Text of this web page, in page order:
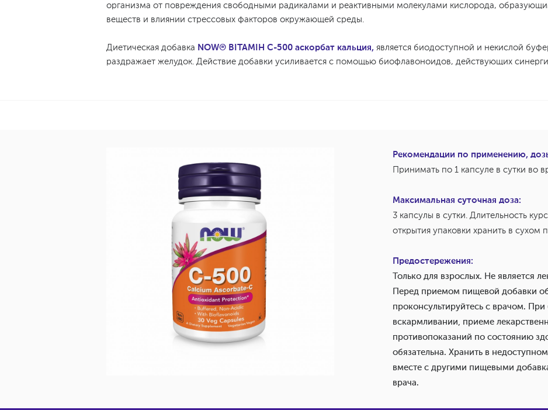
организма от повреждения свободными радикалами и реактивными молекулами кислорода,
веществ и влиянии стрессовых факторов окружающей среды.
Диетическая добавка NOW® ВІТАМІН С-500 аскорбат кальция, является биодоступной и некислой
раздражает желудок. Действие добавки усиливается с помощью биофлавоноидов, действующих
Рекомендации по применению,
Принимать по 1 капсуле в сутки во
Максимальная суточная доза:
3 капсулы в сутки. Длительность
открытия упаковки хранить в сухом
Предостережения:
Только для взрослых. Не является
Перед приемом пищевой добавки
проконсультируйтесь с врачом.
вскармливании, приеме
противопоказаний по состоянию
обязательна. Хранить в
вместе с другими пищевыми
врача.